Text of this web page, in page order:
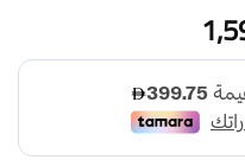
الحالي
هو:
1,599.00 AED.